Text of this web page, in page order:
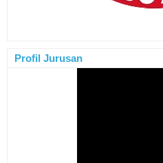
Profil Jurusan